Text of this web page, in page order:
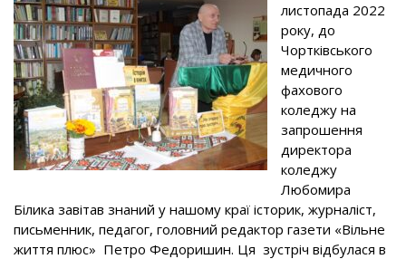
листопада 2022
року, до
Чортківського
медичного
фахового
коледжу на
запрошення
директора
коледжу
Любомира
Білика завітав знаний у нашому краї історик, журналіст,
письменник, педагог, головний редактор газети «Вільне
життя плюс» Петро Федоришин. Ця зустріч відбулася в